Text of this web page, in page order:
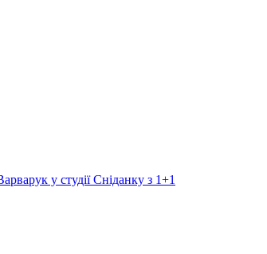
у студії Сніданку з 1+1